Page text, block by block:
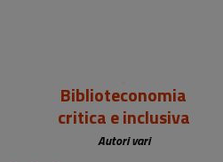
Biblioteconomia
critica e inclusiva
Autori vari